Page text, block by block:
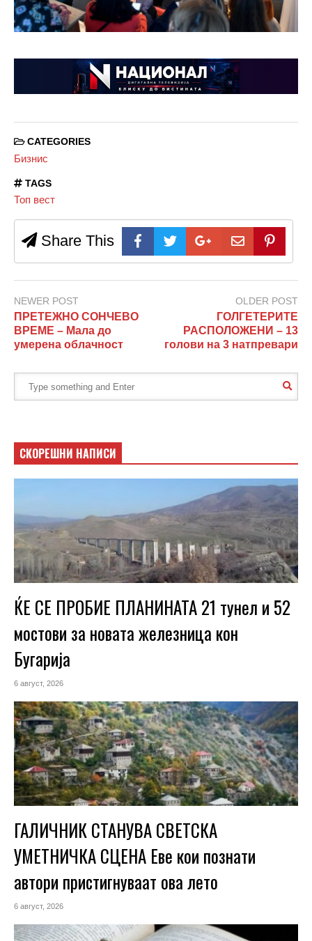
CATEGORIES
Бизнис
TAGS
Топ вест
Share This
NEWER POST
ПРЕТЕЖНО СОНЧЕВО
ВРЕМЕ – Мала до
умерена облачност
OLDER POST
ГОЛГЕТЕРИТЕ
РАСПОЛОЖЕНИ – 13
голови на 3 натпревари
СКОРЕШНИ НАПИСИ
ЌЕ СЕ ПРОБИЕ ПЛАНИНАТА 21 тунел и 52
мостови за новата железница кон
Бугарија
6 август, 2026
ГАЛИЧНИК СТАНУВА СВЕТСКА
УМЕТНИЧКА СЦЕНА Еве кои познати
автори пристигнуваат ова лето
6 август, 2026